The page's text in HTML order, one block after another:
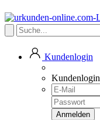
Kundenlogin
Kundenlogin